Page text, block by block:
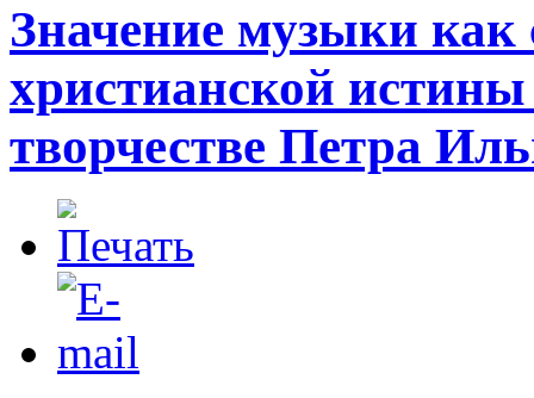
Значение музыки как
христианской
творчестве Петра